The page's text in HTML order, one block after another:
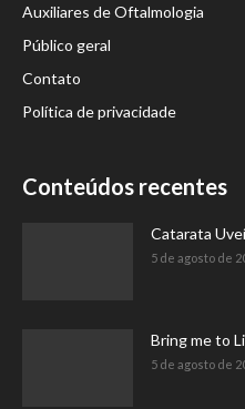
Auxiliares de Oftalmologia
Público geral
Contato
Política de privacidade
Conteúdos recentes
Catarata
5 de agosto de
Bring me to
5 de agosto de